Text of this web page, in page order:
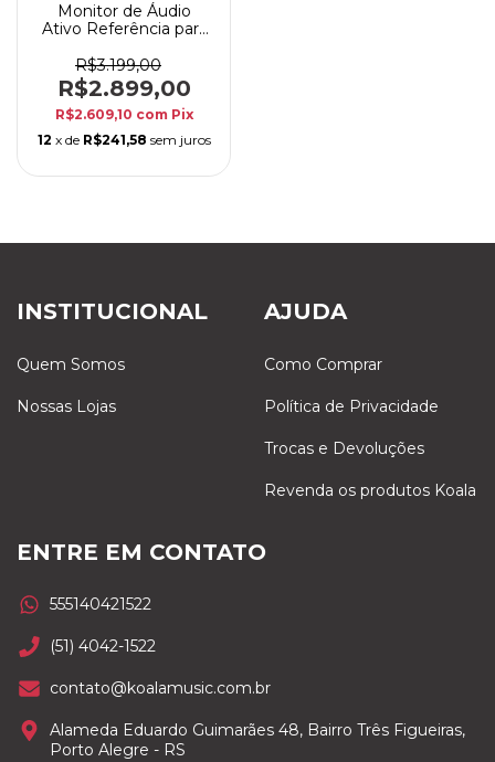
Monitor de Áudio
Ativo Referência para
MKII 56W
R$3.199,00
R$2.899,00
R$2.609,10 com Pix
12 x de R$241,58 sem juros
INSTITUCIONAL
Quem Somos
Nossas Lojas
AJUDA
Como Comprar
Política de Privacidade
Trocas e Devoluções
Revenda os produtos Koala
ENTRE EM CONTATO
555140421522
(51) 4042-1522
contato@koalamusic.com.br
Alameda Eduardo Guimarães 48, Bairro Três Figueiras,
Porto Alegre - RS